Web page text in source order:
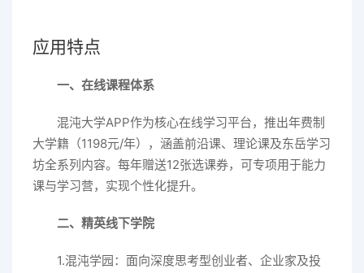
应用特点
一、在线课程体系
混沌大学APP作为核心在线学习平台，推出年费制
大学籍（1198元/年），涵盖前沿课、理论课及东岳学习
坊全系列内容。每年赠送12张选课券，可专项用于能力
课与学习营，实现个性化提升。
二、精英线下学院
1.混沌学园：面向深度思考型创业者、企业家及投